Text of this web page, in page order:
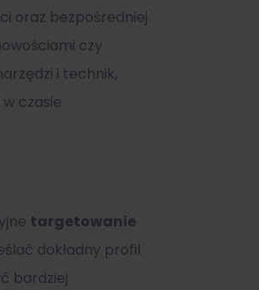
oraz bezpośredniej
czy
i technik,
czasie
targetowanie
dokładny profil
bardziej